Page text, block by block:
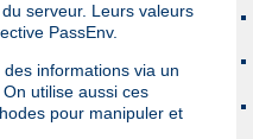
serveur. Leurs valeurs
PassEnv.
informations via un
utilise aussi ces
pour manipuler et